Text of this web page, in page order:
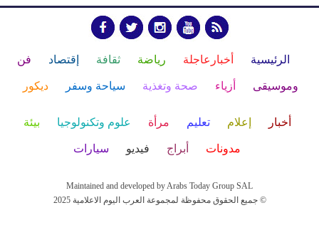
الرئيسية أخبارعاجلة رياضة ثقافة إقتصاد فن
وموسيقى أزياء صحة وتغذية سياحة وسفر ديكور
أخبار إعلام تعليم مرأة علوم وتكنولوجيا بيئة
مدونات أبراج فيديو سيارات
Maintained and developed by Arabs Today Group SAL
جميع الحقوق محفوظة لمجموعة العرب اليوم الاعلامية 2025 ©